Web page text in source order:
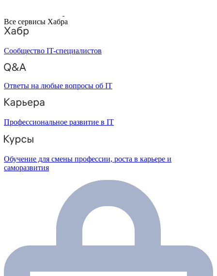
Все сервисы Хабра
Сообщество IT-специалистов
Ответы на любые вопросы об IT
Профессиональное развитие в IT
Обучение для смены профессии, роста в карьере и
саморазвития